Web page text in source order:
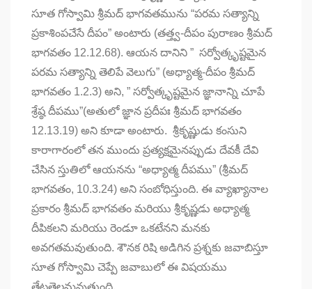
సూత గోస్వామి శ్రీమద్ భాగవతమును “పరమ సత్యాన్ని
ప్రకాశింపచేసే దీపం” అంటారు (తత్త్వ-దీపం పురాణం శ్రీమద్
భాగవతం 12.12.68). ఆయన దానిని ” సర్వోత్కృష్టమైన
పరమ సత్యాన్ని తెలిపే వెలుగు” (అధ్యాత్మ-దీపం శ్రీమద్
భాగవతం 1.2.3) అని, ” సర్వోత్కృష్టమైన జ్ఞానాన్ని చూపే
శ్రేష్ఠ దీపము”(అతులో జ్ఞాన ప్రదీపః శ్రీమద్ భాగవతం
12.13.19) అని కూడా అంటారు. శ్రీకృష్ణుడు కంసుని
కారాగారంలో తన ముందు ప్రత్యక్షమైనప్పుడు దేవకీ దేవి
చేసిన స్తుతిలో ఆయనను “అధ్యాత్మ దీపము” (శ్రీమద్
భాగవతం, 10.3.24) అని సంబోధిస్తుంది. ఈ వ్యాఖ్యానాల
ప్రకారం శ్రీమద్ భాగవతం మరియు శ్రీకృష్ణడు అధ్యాత్మ
దీపికలని మరియు రెండూ ఒకటేనని మనకు
అవగతమవుతుంది. శౌనక రిషి అడిగిన ప్రశ్నకు జవాబిస్తూ
సూత గోస్వామి చెప్పే జవాబులో ఈ విషయము
తేటతెల్లమవుతుంది.